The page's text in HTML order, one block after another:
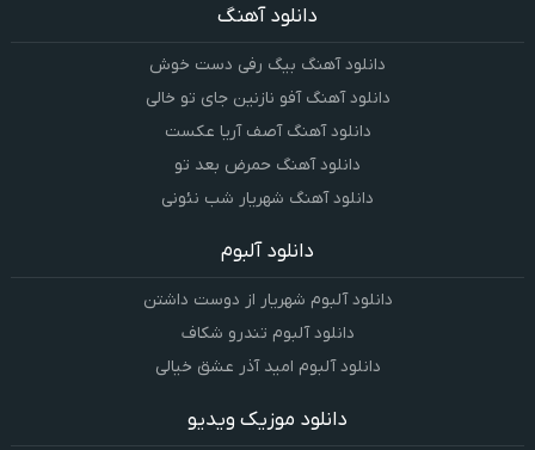
دانلود آهنگ
دانلود آهنگ بیگ رفی دست خوش
دانلود آهنگ آفو نازنین جای تو خالی
دانلود آهنگ آصف آریا عکست
دانلود آهنگ حمرض بعد تو
دانلود آهنگ شهریار شب نئونی
دانلود آلبوم
دانلود آلبوم شهریار از دوست داشتن
دانلود آلبوم تندرو شکاف
دانلود آلبوم امید آذر عشق خیالی
دانلود موزیک ویدیو